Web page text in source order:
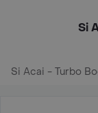
Si
Si Acai - Turbo